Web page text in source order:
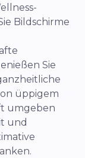
Bildschirme
Sie
üppigem
umgeben
und